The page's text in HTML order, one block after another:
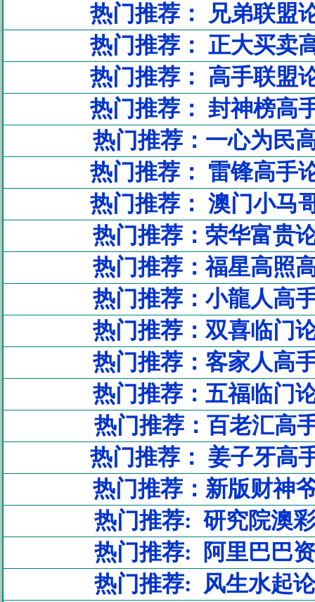
热门推荐： 兄弟联
热门推荐： 正大买卖
热门推荐： 高手联盟
热门推荐： 封神榜
热门推荐：一心为民
热门推荐： 雷锋高手
热门推荐： 澳门小马
热门推荐：荣华富贵
热门推荐：福星高照
热门推荐：小龍人高
热门推荐：双喜临门
热门推荐：客家人高
热门推荐：五福临门
热门推荐：百老汇高
热门推荐： 姜子牙高
热门推荐：新版财神
热门推荐: 研究院澳
热门推荐: 阿里巴巴
热门推荐: 风生水起